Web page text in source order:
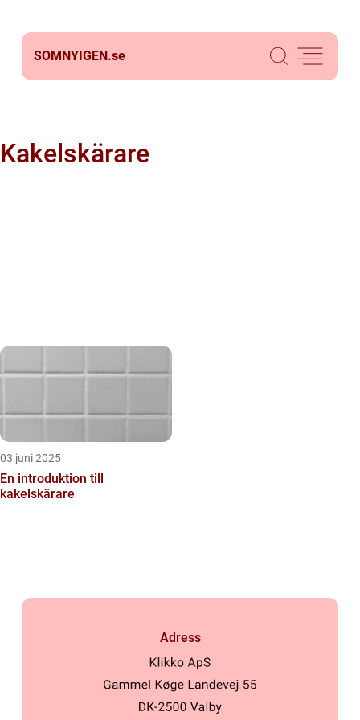
SOMNYIGEN.se
Kakelskärare
03 juni 2025
En introduktion till
kakelskärare
Adress